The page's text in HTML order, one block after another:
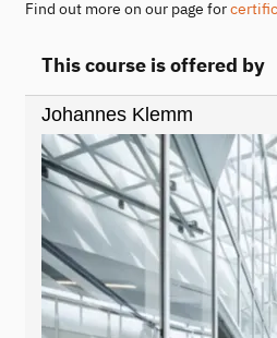
Find out more on our page for
This course is offered by
Johannes Klemm